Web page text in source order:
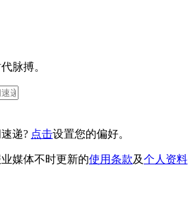
脉搏。
递? 点击设置您的偏好。
媒体不时更新的使用条款及个人资料